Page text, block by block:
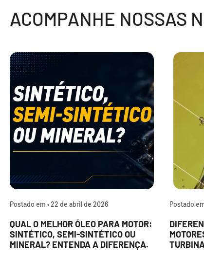
ACOMPANHE NOSSAS
Postado em •22 de abril de 2026
QUAL O MELHOR ÓLEO PARA MOTOR:
SINTÉTICO, SEMI-SINTÉTICO OU
MINERAL? ENTENDA A DIFERENÇA.
Postado